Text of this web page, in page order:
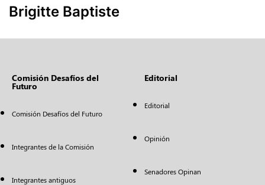
Brigitte Baptiste
Comisión Desafíos del
Futuro
Comisión Desafíos del Futuro
Integrantes de la Comisión
Integrantes antiguos
Editorial
Editorial
Opinión
Senadores Opinan